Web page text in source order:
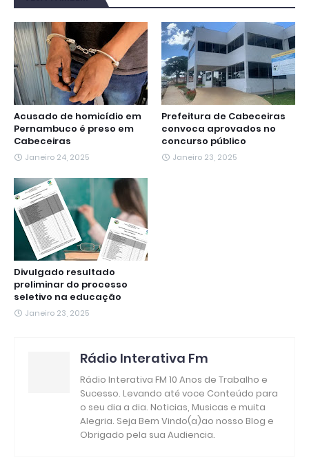
o
k
e
A
p
r
m
n
e
r
d
n
Acusado de homicídio em
Pernambuco é preso em
Cabeceiras
Janeiro 24, 2025
Prefeitura de Cabeceiras
convoca aprovados no
concurso público
Janeiro 23, 2025
Divulgado resultado
preliminar do processo
seletivo na educação
Janeiro 23, 2025
Rádio Interativa Fm
Rádio Interativa FM 10 Anos de Trabalho e
Sucesso. Levando até voce Conteúdo para
o seu dia a dia. Noticias, Musicas e muita
Alegria. Seja Bem Vindo(a)ao nosso Blog e
Obrigado pela sua Audiencia.